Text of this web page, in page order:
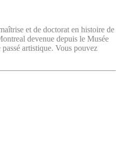
et de doctorat en histoire de
devenue depuis le Musée
artistique. Vous pouvez